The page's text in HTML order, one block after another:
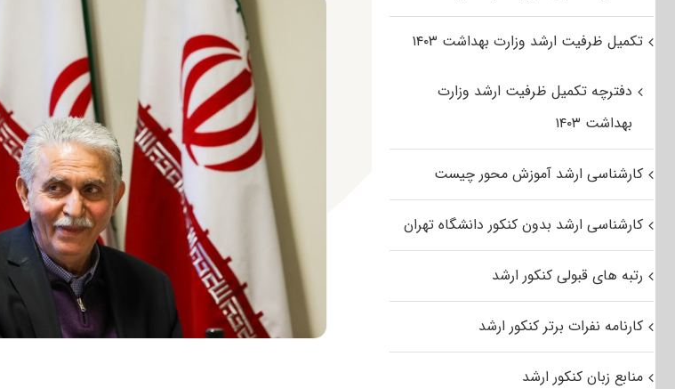
تکمیل ظرفیت ارشد وزارت بهداشت ۱۴۰۳
دفترچه تکمیل ظرفیت ارشد وزارت
بهداشت ۱۴۰۳
کارشناسی ارشد آموزش محور چیست
کارشناسی ارشد بدون کنکور دانشگاه تهران
رتبه های قبولی کنکور ارشد
کارنامه نفرات برتر کنکور ارشد
منابع زبان کنکور ارشد